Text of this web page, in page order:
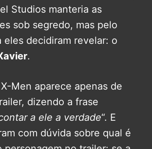
Studios manteria as
sob segredo, mas pelo
eles decidiram revelar: o
.
Men aparece apenas de
dizendo a frase
a ele a verdade“. E
com dúvida sobre qual é